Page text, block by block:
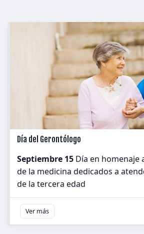
Día del Gerontólogo
Septiembre 15 Día en homenaje
de la medicina dedicados a
de la tercera edad
Ver más